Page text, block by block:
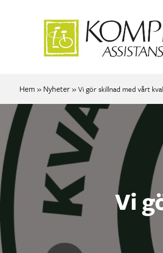
Hem » Nyheter»Vi gör skillnad med vårt
Vi